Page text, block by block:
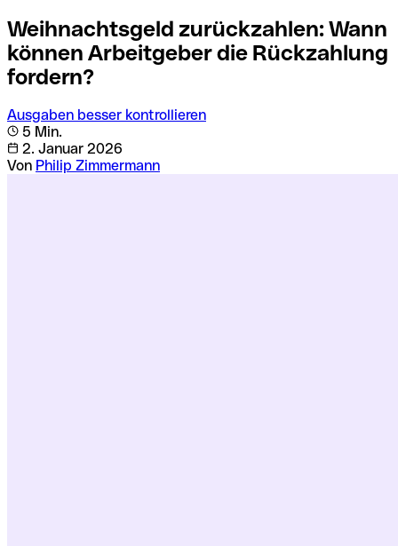
Weihnachtsgeld zurückzahlen: Wann
können Arbeitgeber die Rückzahlung
fordern?
Ausgaben besser kontrollieren
5 Min.
2. Januar 2026
Von Philip Zimmermann